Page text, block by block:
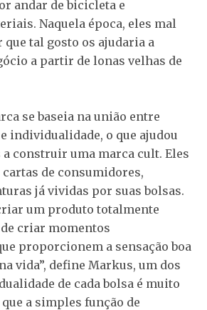
andar de bicicleta e
Naquela época, eles mal
tal gosto os ajudaria a
a partir de lonas velhas de
se baseia na união entre
individualidade, o que ajudou
construir uma marca cult. Eles
de consumidores,
já vividas por suas bolsas.
um produto totalmente
criar momentos
proporcionem a sensação boa
vida”, define Markus, um dos
de cada bolsa é muito
a simples função de